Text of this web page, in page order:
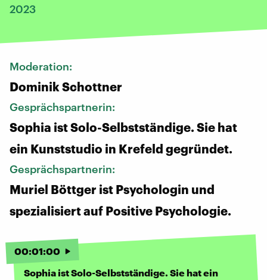
2023
Moderation:
Dominik Schottner
Gesprächspartnerin:
Sophia ist Solo-Selbstständige. Sie hat
ein Kunststudio in Krefeld gegründet.
Gesprächspartnerin:
Muriel Böttger ist Psychologin und
spezialisiert auf Positive Psychologie.
00:01:00
Sophia ist Solo-Selbstständige. Sie hat ein